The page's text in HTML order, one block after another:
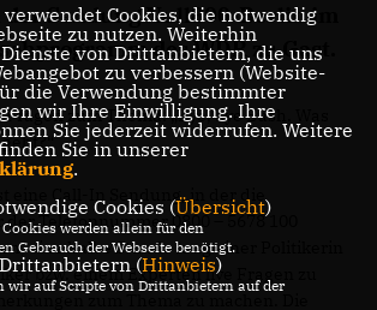
Sendung Null800-Berlin im
des WDR zu Gast.
zum Thema: „Bye, bye Bush. Was
eine Call-In Sendung, in der die
Telefonnummer 0800 – 5678 100
eine halbe Stunde lang einer Politikerin
bzw. einem Experten live Fragen zu
zum Thema zu machen. Die
verwendet Cookies, die notwendig
zu nutzen. Weiterhin
von Drittanbietern, die uns
zu verbessern (Website-
die Verwendung bestimmter
wir Ihre Einwilligung. Ihre
Sie jederzeit widerrufen. Weitere
Sie in unserer
.
Cookies (Übersicht)
werden allein für den
Gebrauch der Webseite benötigt.
(Hinweis)
wir auf Scripte von Drittanbietern auf der